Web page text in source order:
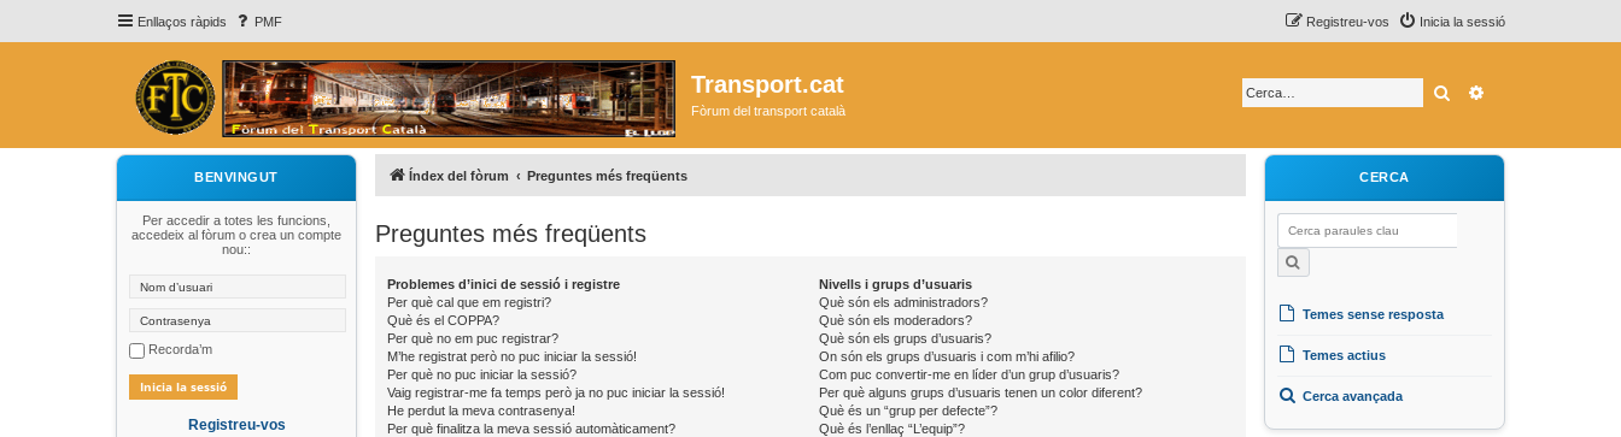
Enllaços ràpids PMF Inicia la sessió
Registreu-vos
Transport.cat
Fòrum del transport català
Cerca
BENVINGUT
Per accedir a totes les funcions,
accedeix al fòrum o crea un compte
nou::
Recorda’m
Registreu-vos
Índex del fòrum Preguntes més freqüents
Preguntes més freqüents
Problemes d’inici de sessió i registre
Per què cal que em registri?
Què és el COPPA?
Per què no em puc registrar?
M’he registrat però no puc iniciar la sessió!
Per què no puc iniciar la sessió?
Vaig registrar-me fa temps però ja no puc iniciar la sessió!
He perdut la meva contrasenya!
Per què finalitza la meva sessió automàticament?
Nivells i grups d’usuaris
Què són els administradors?
Què són els moderadors?
Què són els grups d’usuaris?
On són els grups d’usuaris i com m’hi afilio?
Com puc convertir-me en líder d’un grup d’usuaris?
Per què alguns grups d’usuaris tenen un color diferent?
Què és un “grup per defecte”?
Què és l’enllaç “L’equip”?
CERCA
Temes sense resposta
Temes actius
Cerca avançada